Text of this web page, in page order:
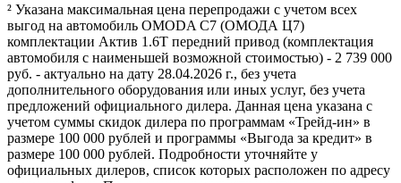
² Указана максимальная цена перепродажи с учетом всех
выгод на автомобиль OMODA C7 (ОМОДА Ц7)
комплектации Актив 1.6T передний привод (комплектация
автомобиля с наименьшей возможной стоимостью) - 2 739 000
руб. - актуально на дату 28.04.2026 г., без учета
дополнительного оборудования или иных услуг, без учета
предложений официального дилера. Данная цена указана с
учетом суммы скидок дилера по программам «Трейд-ин» в
размере 100 000 рублей и программы «Выгода за кредит» в
размере 100 000 рублей. Подробности уточняйте у
официальных дилеров, список которых расположен по адресу